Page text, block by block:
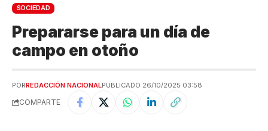
SOCIEDAD
Prepararse para un día de
campo en otoño
PORREDACCIÓN NACIONALPUBLICADO 26/10/2025 03:58
COMPARTE